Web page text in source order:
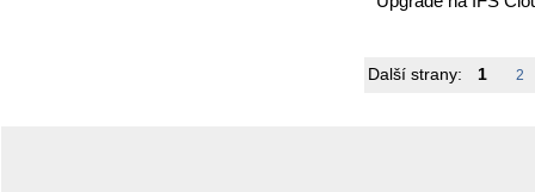
Další strany: 1 2